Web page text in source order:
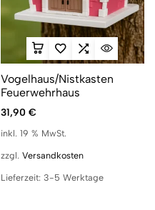
Vogelhaus/Nistkasten
Feuerwehrhaus
31,90 €
inkl. 19 % MwSt.
zzgl. Versandkosten
Lieferzeit: 3-5 Werktage